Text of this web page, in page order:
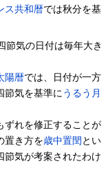
ス共和暦では秋分を基
節気の日付は毎年大き
陽暦では、日付が一方
節気を基準にうるう月
ずれを修正することが
置き方を歳中置閏 とい
節気が考案されたわけ